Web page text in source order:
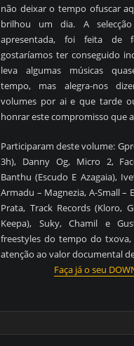
não deixar o tempo ofuscar
brilhou um dia. A
apresentada, foi feita de
gostaríamos ter conseguido
leva algumas músicas
tempo, mas alegra-nos
volumes por ai e que tarde
honrar este compromisso que
Participaram deste volume:
3h), Danny Og, Micro 2,
Banthu (Escudo E Azagaia),
Armadu – Magnezia, A-Small –
Prata, Track Records (Kloro,
Keepa), Suky, Chamil e
freestyles do tempo do txova,
atenção ao valor documental
Faça já o seu